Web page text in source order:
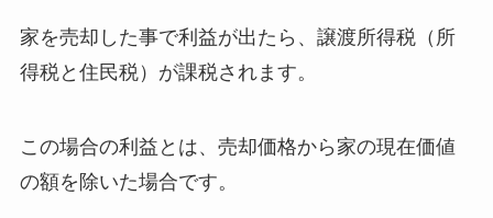
家を売却した事で利益が出たら、譲渡所得税（所
得税と住民税）が課税されます。
この場合の利益とは、売却価格から家の現在価値
の額を除いた場合です。